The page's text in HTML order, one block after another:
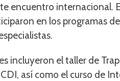
encuentro internacional.
en los programas
incluyeron el taller de
así como el curso de